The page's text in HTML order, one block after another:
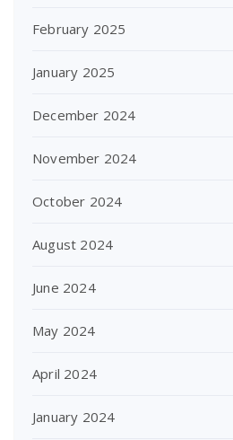
February 2025
January 2025
December 2024
November 2024
October 2024
August 2024
June 2024
May 2024
April 2024
January 2024